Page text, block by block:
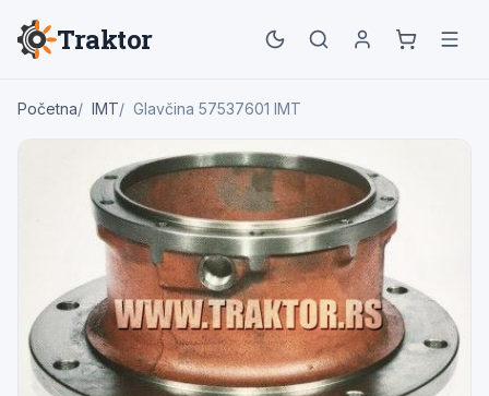
Traktor
Početna IMT Glavčina 57537601 IMT